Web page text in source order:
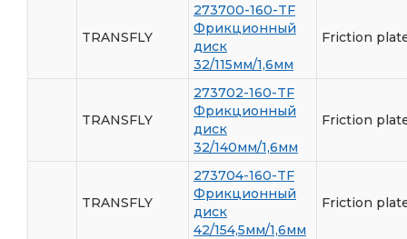
TRANSFLY
273700-160-TF
Фрикционный
диск
32/115мм/1,6мм
Friction
TRANSFLY
273702-160-TF
Фрикционный
диск
32/140мм/1,6мм
Friction
TRANSFLY
273704-160-TF
Фрикционный
диск
42/154,5мм/1,6мм
Friction